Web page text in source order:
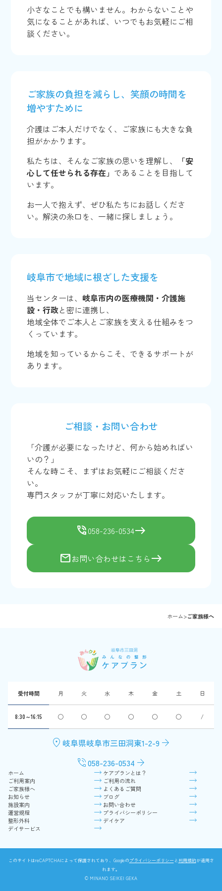
小さなことでも構いません。わからないことや
気になることがあれば、いつでもお気軽にご相
談ください。
ご家族の負担を減らし、笑顔の時間を
増やすために
介護はご本人だけでなく、ご家族にも大きな負
担がかかります。
私たちは、そんなご家族の思いを理解し、
「安
心して任せられる存在」 であることを目指して
います。
お一人で抱えず、ぜひ私たちにお話しくださ
い。解決の糸口を、一緒に探しましょう。
岐阜市で地域に根ざした支援を
当センターは、 岐阜市内の医療機関・介護施
設・行政と密に連携し、
地域全体でご本人とご家族を支える仕組みをつ
くっています。
地域を知っているからこそ、できるサポートが
あります。
ご相談・お問い合わせ
「介護が必要になったけど、何から始めればい
いの？」
そんな時こそ、まずはお気軽にご相談くださ
い。
専門スタッフが丁寧に対応いたします。
phone_in_talk058-236-0534east
mailお問い合わせはこちら east
ホーム>ご家族様へ
受付時間 月 火 水 木 金 土 日
8:30～16:15 ◯ ◯ ◯ ◯ ◯ ◯ /
location_on 岐阜県岐阜市三田洞東1-2-9 arrow_forward
phone_in_talk058-236-0534 arrow_forward
ホーム
ケアプランとは？
ご利用案内
ご利用の流れ
ご家族様へ
よくあるご質問
お知らせ
ブログ
施設案内
お問い合わせ
運営規程
プライバシーポリシー
整形外科
デイケア
デイサービス
このサイトはreCAPTCHAによって保護されており、Googleのプライバシーポリシー と利用規約が適用さ
れます。
© MINANO SEIKEI GEKA